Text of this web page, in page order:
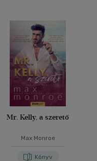
Mr. Kelly, a szerető
Max Monroe
Könyv